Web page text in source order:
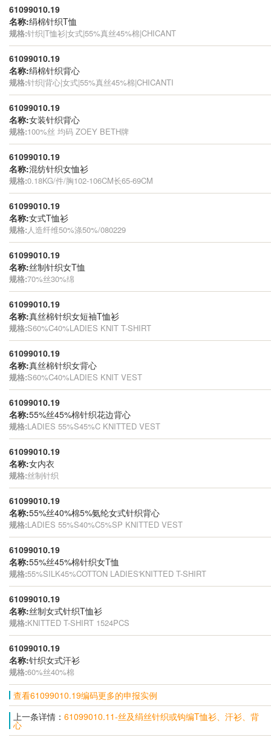
61099010.19
名称:绢棉针织T恤
规格:针织|T恤衫|女式|55%真丝45%棉|CHICANT
61099010.19
名称:绢棉针织背心
规格:针织|背心|女式|55%真丝45%棉|CHICANTI
61099010.19
名称:女装针织背心
规格:100%丝 均码 ZOEY BETH牌
61099010.19
名称:混纺针织女恤衫
规格:0.18KG/件/胸102-106CM长65-69CM
61099010.19
名称:女式T恤衫
规格: 人造纤维50%涤50%/080229
61099010.19
名称:丝制针织女T恤
规格:70%丝30%绵
61099010.19
名称:真丝棉针织女短袖T恤衫
规格:S60%C40%LADIES KNIT T-SHIRT
61099010.19
名称:真丝棉针织女背心
规格:S60%C40%LADIES KNIT VEST
61099010.19
名称:55%丝45%棉针织花边背心
规格:LADIES 55%S45%C KNITTED VEST
61099010.19
名称:女内衣
规格:丝制针织
61099010.19
名称:55%丝40%棉5%氨纶女式针织背心
规格:LADIES 55%S40%C5%SP KNITTED VEST
61099010.19
名称:55%丝45%棉针织女T恤
规格:55%SILK45%COTTON LADIES'KNITTED T-SHIRT
61099010.19
名称:丝制女式针织T恤衫
规格:KNITTED T-SHIRT 1524PCS
61099010.19
名称:针织女式汗衫
规格:60%丝40%棉
查看61099010.19编码更多的申报实例
上一条详情： 61099010.11-丝及绢丝针织或钩编T恤衫、汗衫、背
心